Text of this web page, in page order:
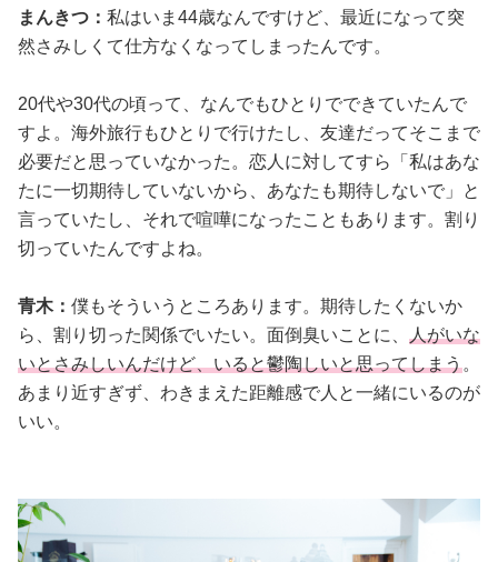
まんきつ： 私はいま44歳なんですけど、最近になって突
然さみしくて仕方なくなってしまったんです。
20代や30代の頃って、なんでもひとりでできていたんで
すよ。海外旅行もひとりで行けたし、友達だってそこまで
必要だと思っていなかった。恋人に対してすら「私はあな
たに一切期待していないから、あなたも期待しないで」と
言っていたし、それで喧嘩になったこともあります。割り
切っていたんですよね。
青木： 僕もそういうところあります。期待したくないか
ら、割り切った関係でいたい。面倒臭いことに、 人がいな
いとさみしいんだけど、いると鬱陶しいと思ってしまう。
あまり近すぎず、わきまえた距離感で人と一緒にいるのが
いい。